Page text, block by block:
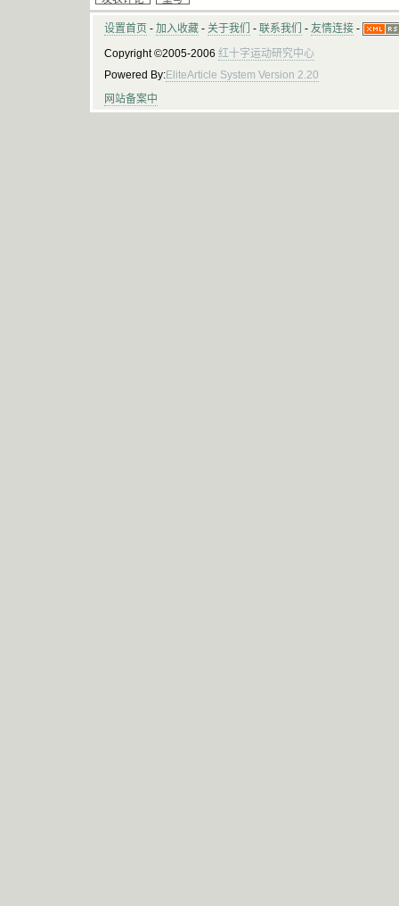
设置首页 - 加入收藏 - 关于我们 - 联系我们 - 友情连接 -
Copyright ©2005-2006 红十字运动研究中心
Powered By:EliteArticle System Version 2.20
网站备案中